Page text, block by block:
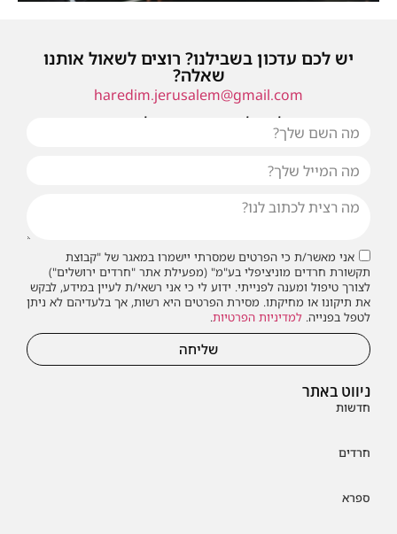
ניווט באתר
חדשות
חרדים
ספרא
יש לכם עדכון בשבילנו? רוצים לשאול אותנו
שאלה?
haredim.jerusalem@gmail.com
או שילחו אלינו פנייה ונחזור אליכם בהקדם
אני מאשר/ת כי הפרטים שמסרתי יישמרו במאגר של "קבוצת
תקשורת חרדים מוניציפלי בע"מ" (מפעילת אתר "חרדים ירושלים")
לצורך טיפול ומענה לפנייתי. ידוע לי כי אני רשאי/ת לעיין במידע, לבקש
את תיקונו או מחיקתו. מסירת הפרטים היא רשות, אך בלעדיהם לא ניתן
לטפל בפנייה. למדיניות הפרטיות.
שליחה